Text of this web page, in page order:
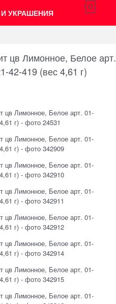
УКРАШЕНИЯ
0
цв Лимонное, Белое арт.
42-419 (вес 4,61 г)